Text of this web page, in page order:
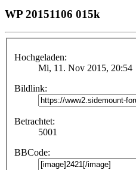
WP 20151106 015k
Hochgeladen:
Mi, 11. Nov 2015, 20:54
Bildlink:
Betrachtet:
5001
BBCode: